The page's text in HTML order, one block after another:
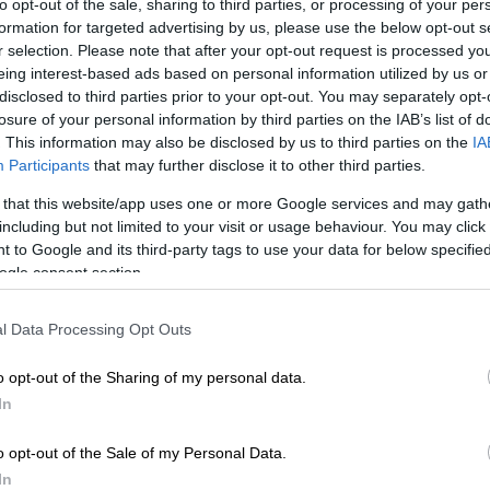
opt-out of the sale, sharing to third parties, or processing of your
for targeted advertising by us, please use the below opt-out
selection. Please note that after your opt-out request is processed
interest-based ads based on personal information utilized by us
to third parties prior to your opt-out. You may separately
of your personal information by third parties on the IAB’s list of
This information may also be disclosed by us to third parties on the
Participants that may further disclose it to other third parties.
that this website/app uses one or more Google services and may
but not limited to your visit or usage behaviour. You may
to Google and its third-party tags to use your data for below
consent section.
Data Processing Opt Outs
opt-out of the Sharing of my personal data.
opt-out of the Sale of my Personal Data.
αρνήθηκε να κάνει χρήση του
των θυρών,λέγοντας ότι θέλει να
σε ό,τι αφορά τα θύματα βιασμών και